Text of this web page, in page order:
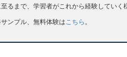
るまで、学習者がこれから経験してい
ンプル、無料体験はこちら。